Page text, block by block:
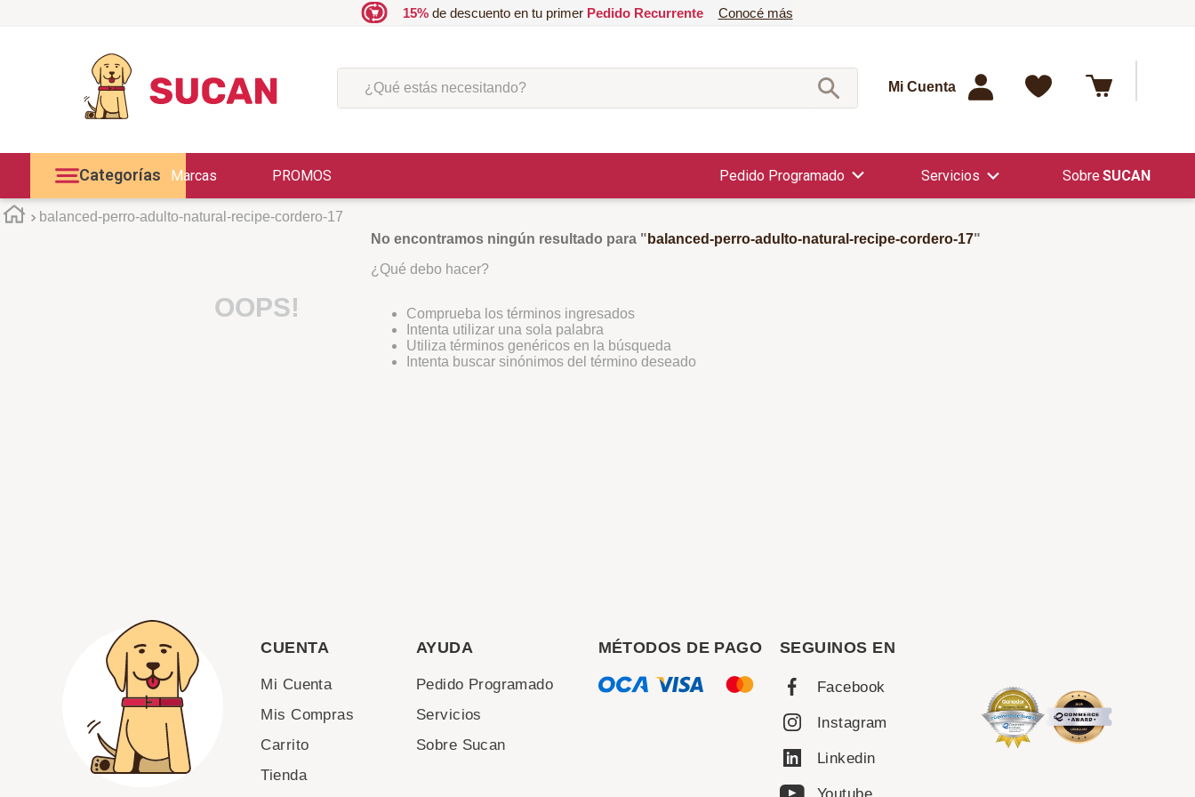
15%de descuento en tu primer Pedido Recurrente Conocé más
¿Qué estás necesitando?
Mi Cuenta
Categorías Marcas PROMOS Pedido Programado Servicios SUCAN
balanced-perro-adulto-natural-recipe-cordero-17
OOPS!
No encontramos ningún resultado para " balanced-perro-adulto-natural-recipe-cordero-17"
¿Qué debo hacer?
Comprueba los términos ingresados
Intenta utilizar una sola palabra
Utiliza términos genéricos en la búsqueda
Intenta buscar sinónimos del término deseado
CUENTA
Mi Cuenta
Mis Compras
Carrito
Tienda
AYUDA
Pedido Programado
Servicios
Sobre Sucan
MÉTODOS DE PAGO SEGUINOS EN
Facebook
Instagram
Linkedin